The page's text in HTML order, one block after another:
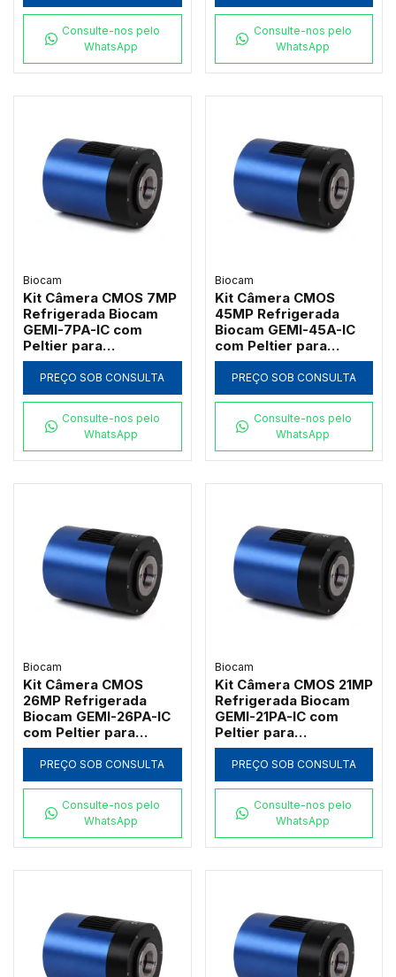
Consulte-nos pelo
WhatsApp
Consulte-nos pelo
WhatsApp
Biocam
Kit Câmera CMOS 7MP
Refrigerada Biocam
GEMI-7PA-IC com
Peltier para
Fluorescência
PREÇO SOB CONSULTA
Consulte-nos pelo
WhatsApp
Biocam
Kit Câmera CMOS
45MP Refrigerada
Biocam GEMI-45A-IC
com Peltier para
Fluorescência
PREÇO SOB CONSULTA
Consulte-nos pelo
WhatsApp
Biocam
Kit Câmera CMOS
26MP Refrigerada
Biocam GEMI-26PA-IC
com Peltier para
Fluorescência
PREÇO SOB CONSULTA
Consulte-nos pelo
WhatsApp
Biocam
Kit Câmera CMOS 21MP
Refrigerada Biocam
GEMI-21PA-IC com
Peltier para
Fluorescência
PREÇO SOB CONSULTA
Consulte-nos pelo
WhatsApp